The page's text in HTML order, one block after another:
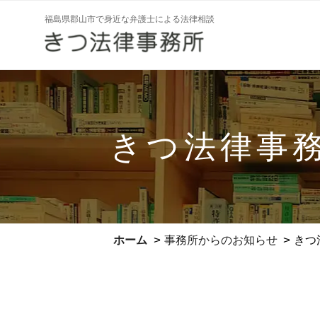
ン
ツ
へ
ス
福島県郡山市で身近な弁護士による法律相談
きつ法律事
ホーム > 事務所からのお知らせ > き